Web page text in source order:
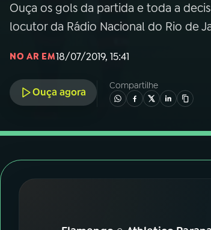
PODCASTS
06VIDEOCASTS
07ÚLTIMAS
08FESTIVAL DE MÚSICA
Ouça os gols da partida e toda a
locutor da Rádio Nacional do Rio de
NO AR EM18/07/2019, 15:41
Ouça agora
Compartilhe